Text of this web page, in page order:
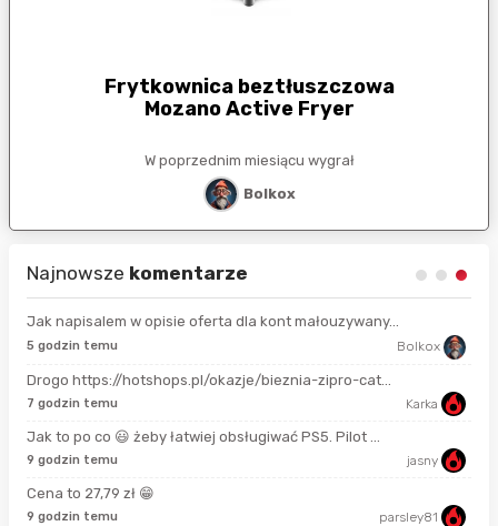
Frytkownica beztłuszczowa
Mozano Active Fryer
W poprzednim miesiącu wygrał
Bolkox
Najnowsze komentarze
Jak napisalem w opisie oferta dla kont małouzywany...
5 godzin temu Bolkox
Drogo https://hotshops.pl/okazje/bieznia-zipro-cat...
7 godzin temu Karka
Jak to po co 😃 żeby łatwiej obsługiwać PS5. Pilot ...
9 godzin temu jasny
Cena to 27,79 zł 😁
9 godzin temu parsley81